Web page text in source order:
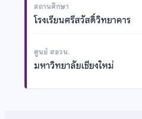
สถานศึกษา
โรงเรียนศรีสวัสดิ์วิทยาคาร
ศูนย์ สอวน.
มหาวิทยาลัยเชียงใหม่